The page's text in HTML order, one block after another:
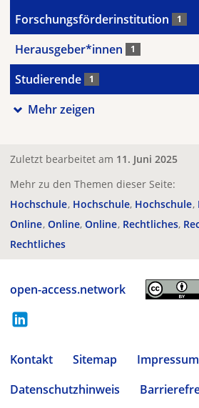
Forschungsförderinstitution 1
Herausgeber*innen 1
Studierende 1
Mehr zeigen
Zuletzt bearbeitet am 11. Juni 2025
Mehr zu den Themen dieser Seite:
Hochschule Hochschule Hochschule
Online Online Online Rechtliches
Rechtliches
open-access.network
Kontakt Sitemap
Impressum
Datenschutzhinweis